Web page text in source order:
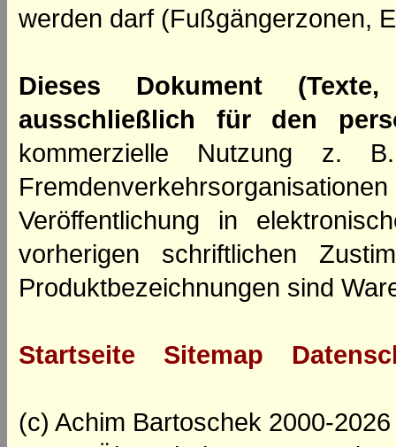
werden darf (Fußgängerzonen,
Dieses Dokument
ausschließlich für den
kommerzielle Nutzung z.
Veröffentlichung in
vorherigen schriftlichen
Produktbezeichnungen sind
Startseite Sitemap
(c) Achim Bartoschek 2000-2026